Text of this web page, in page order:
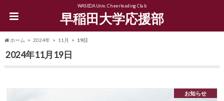
WASEDA Univ. Cheerleading Club
早稲田大学応援部
ホーム 2024年 11月 19日
2024年11月19日
お知らせ